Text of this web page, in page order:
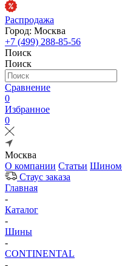
Распродажа
Город: Москва
+7 (499) 288-85-56
Поиск
Поиск
Сравнение
0
Избранное
0
Москва
О компании Статьи
Стаус заказа
Главная
-
Каталог
-
Шины
-
CONTINENTAL